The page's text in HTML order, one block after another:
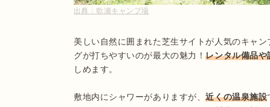
出典：歌瀬キャンプ場
美しい自然に囲まれた芝生サイトが人気のキャン
グが打ちやすいのが最大の魅力！レンタル備品や
しめます。
敷地内にシャワーがありますが、近くの温泉施設